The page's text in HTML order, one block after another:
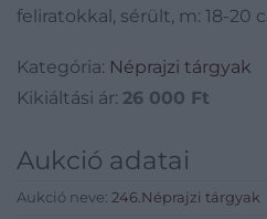
feliratokkal, sérült, m: 18-20
Kategória: Néprajzi tárgyak
Kikiáltási ár: 26 000 Ft
Aukció adatai
Aukció neve: 246.Néprajzi tárgyak